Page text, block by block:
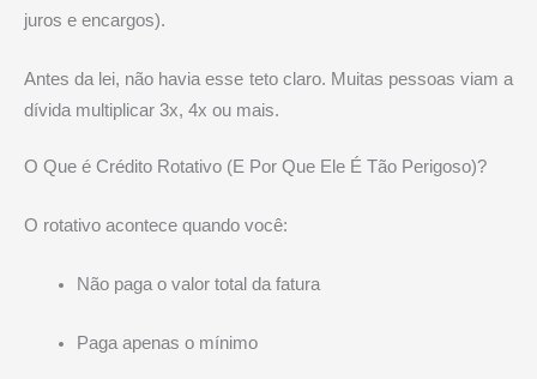
juros e encargos).
Antes da lei, não havia esse teto claro. Muitas pessoas viam a
dívida multiplicar 3x, 4x ou mais.
O Que é Crédito Rotativo (E Por Que Ele É Tão Perigoso)?
O rotativo acontece quando você:
Não paga o valor total da fatura
Paga apenas o mínimo